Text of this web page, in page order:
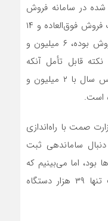
شده در سامانه فروش
یکپارچه، که ۲۵ هزار دستگاه به صورت فروش فوق‌العاده و ۱۴
هزار دستگاه به صورت طرح پیش فروش بوده، ۶ میلیون و
نکته قابل تأمل آنکه
بیشترین تقاضا برای خودروی پژو پارس سال با ۲ میلیون و
صمت با راه‌اندازی
ساماندهی ثبت
بود، اما می‌بینیم که
باز هم ۶.۵ میلیون نفر برای دریافت تنها ۳۹ هزار دستگاه